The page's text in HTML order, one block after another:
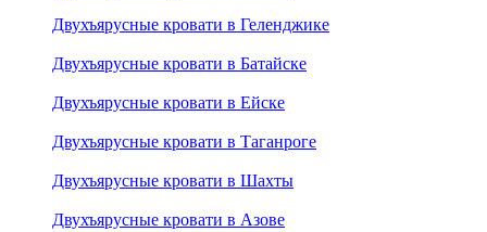
Двухъярусные кровати в Геленджике
Двухъярусные кровати в Батайске
Двухъярусные кровати в Ейске
Двухъярусные кровати в Таганроге
Двухъярусные кровати в Шахты
Двухъярусные кровати в Азове